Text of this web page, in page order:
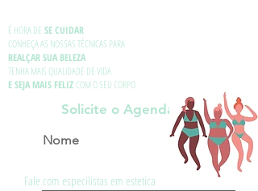
É HORA DE SE CUIDAR
CONHEÇA AS NOSSAS TÉCNICAS PARA
REALÇAR SUA BELEZA
TENHA MAIS QUALIDADE DE VIDA
E SEJA MAIS FELIZCOM O SEU CORPO
Solicite o Agendamento
Nome
Fale com especilistas em estetica